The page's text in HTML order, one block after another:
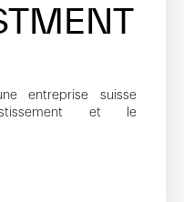
entreprise suisse
et le